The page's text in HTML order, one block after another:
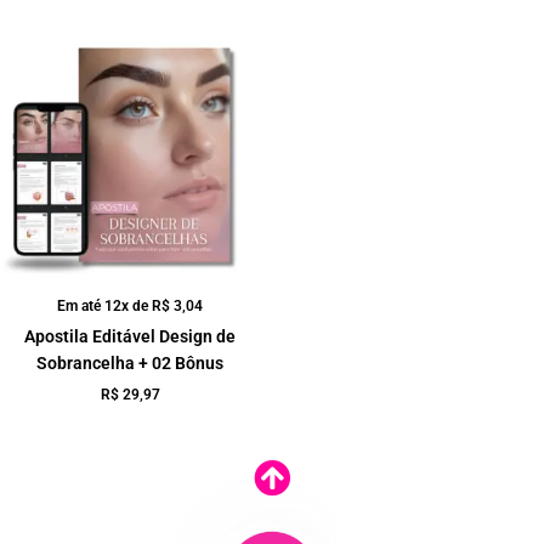
Em até 12x de R$ 3,04
Apostila Editável Design de
Sobrancelha + 02 Bônus
R$29,97